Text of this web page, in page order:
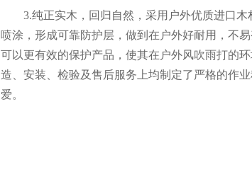
3.纯正实木，回归自然，采用户外优质进口
喷涂，形成可靠防护层，做到在户外好耐用，不
可以更有效的保护产品，使其在户外风吹雨打的
造、安装、检验及售后服务上均制定了严格的作
爱。